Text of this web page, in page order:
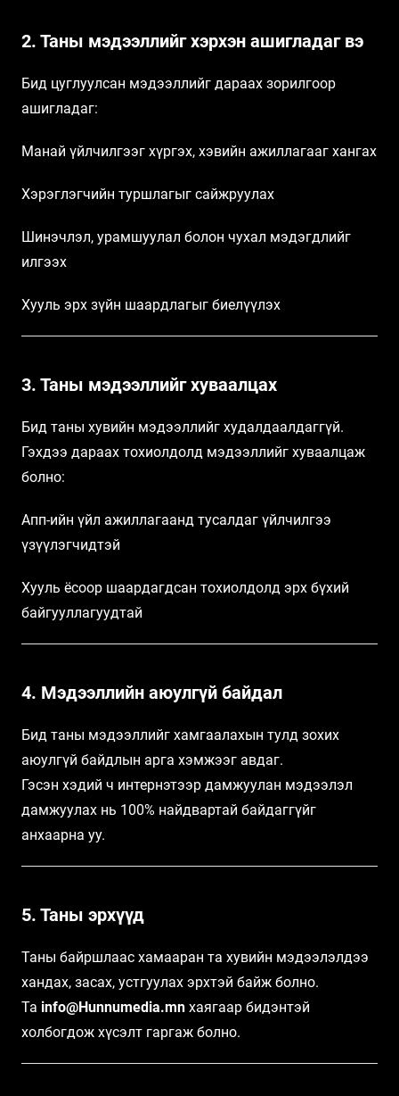
2. Таны мэдээллийг хэрхэн ашигладаг вэ
Бид цуглуулсан мэдээллийг дараах зорилгоор
ашигладаг:
Манай үйлчилгээг хүргэх, хэвийн ажиллагааг хангах
Хэрэглэгчийн туршлагыг сайжруулах
Шинэчлэл, урамшуулал болон чухал мэдэгдлийг
илгээх
Хууль эрх зүйн шаардлагыг биелүүлэх
3. Таны мэдээллийг хуваалцах
Бид таны хувийн мэдээллийг худалдаалдаггүй.
Гэхдээ дараах тохиолдолд мэдээллийг хуваалцаж
болно:
Апп-ийн үйл ажиллагаанд тусалдаг үйлчилгээ
үзүүлэгчидтэй
Хууль ёсоор шаардагдсан тохиолдолд эрх бүхий
байгууллагуудтай
4. Мэдээллийн аюулгүй байдал
Бид таны мэдээллийг хамгаалахын тулд зохих
аюулгүй байдлын арга хэмжээг авдаг.
Гэсэн хэдий ч интернэтээр дамжуулан мэдээлэл
дамжуулах нь 100% найдвартай байдаггүйг
анхаарна уу.
5. Таны эрхүүд
Таны байршлаас хамааран та хувийн мэдээлэлдээ
хандах, засах, устгуулах эрхтэй байж болно.
Та info@Hunnumedia.mn хаягаар бидэнтэй
холбогдож хүсэлт гаргаж болно.